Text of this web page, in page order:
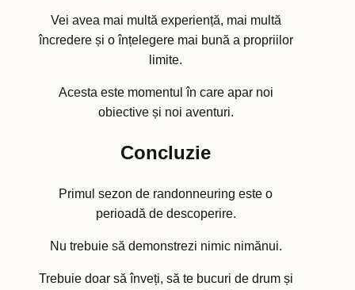
Vei avea mai multă experiență, mai multă
încredere și o înțelegere mai bună a propriilor
limite.
Acesta este momentul în care apar noi
obiective și noi aventuri.
Concluzie
Primul sezon de randonneuring este o
perioadă de descoperire.
Nu trebuie să demonstrezi nimic nimănui.
Trebuie doar să înveți, să te bucuri de drum și